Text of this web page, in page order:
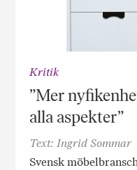
Kritik
”Mer
alla aspekter”
Text: Ingrid Sommar
Svensk